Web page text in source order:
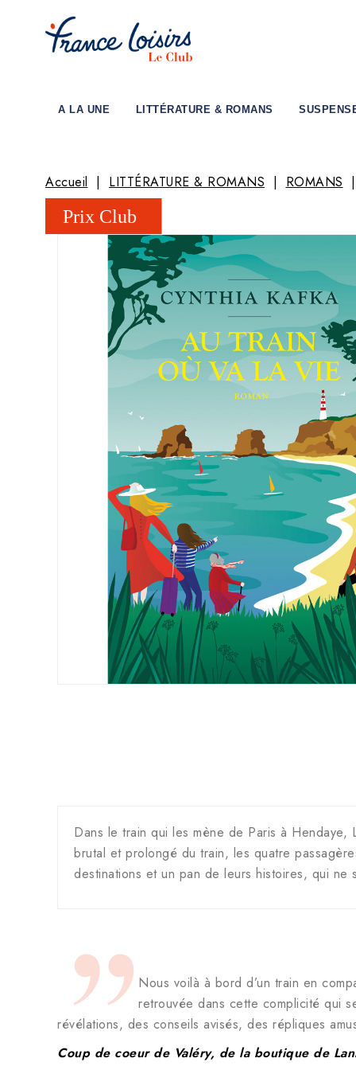
A LA UNE LITTÉRATURE & ROMANS
Accueil LITTÉRATURE & ROMANS ROMANS
Dans le train qui les mène de Paris à Hendaye,
brutal et prolongé du train, les quatre
destinations et un pan de leurs histoires, qui ne
Nous voilà à bord d’un train en
retrouvée dans cette complicité qui
révélations, des conseils avisés, des répliques
Coup de coeur de Valéry, de la boutique de